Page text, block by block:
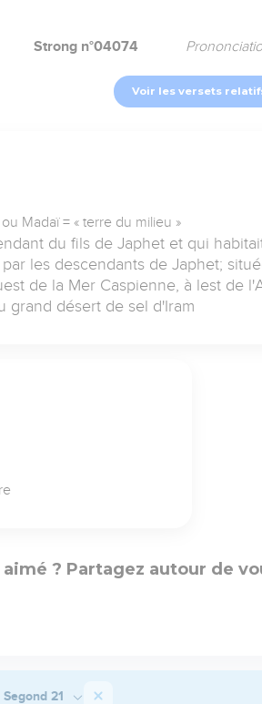
Strong n°04074
Voir les versets
Madaï = « terre du milieu »
du fils de Japhet et qui
les descendants de Japhet;
de la Mer Caspienne, à lest de
grand désert de sel d'Iram
aimé ? Partagez autour de
Segond 21